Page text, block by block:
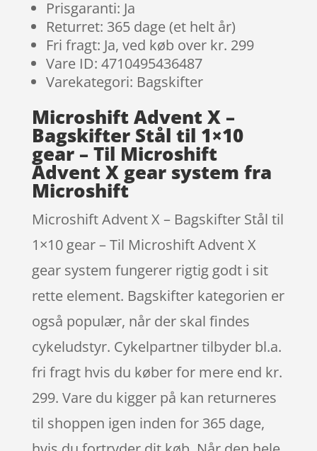
Prisgaranti: Ja
Returret: 365 dage (et helt år)
Fri fragt: Ja, ved køb over kr. 299
Vare ID: 4710495436487
Varekategori: Bagskifter
Microshift Advent X –
Bagskifter Stål til 1×10
gear – Til Microshift
Advent X gear system fra
Microshift
Microshift Advent X – Bagskifter Stål til
1×10 gear – Til Microshift Advent X
gear system fungerer rigtig godt i sit
rette element. Bagskifter kategorien er
også populær, når der skal findes
cykeludstyr. Cykelpartner tilbyder bl.a.
fri fragt hvis du køber for mere end kr.
299. Vare du kigger på kan returneres
til shoppen igen inden for 365 dage,